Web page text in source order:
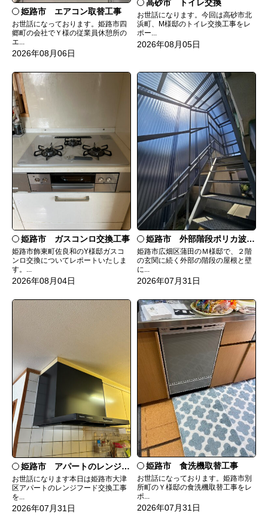
姫路市 エアコン取替工事
お世話になっております。姫路市四
郷町の会社でＹ様の従業員休憩所の
エ...
2026年08月06日
高砂市 トイレ交換
お世話になります。今回は高砂市北
浜町、M様邸のトイレ交換工事をレ
ポー...
2026年08月05日
姫路市 ガスコンロ交換工事
姫路市飾東町佐良和のY様邸ガスコ
ンロ交換についてレポートいたしま
す。...
2026年08月04日
姫路市 外部階段ポリカ波板張替工事
姫路市広畑区蒲田のＭ様邸で、２階
の玄関に続く外部の階段の屋根と壁
に...
2026年07月31日
姫路市 アパートのレンジフード交換
お世話になります本日は姫路市大津
区アパートのレンジフード交換工事
を...
2026年07月31日
姫路市 食洗機取替工事
お世話になっております。姫路市別
所町のＹ様邸の食洗機取替工事をレ
ポ...
2026年07月31日